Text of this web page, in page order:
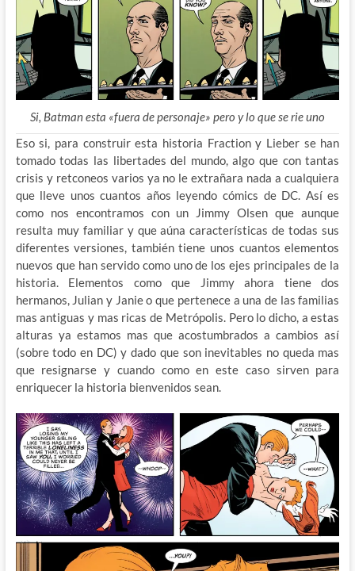
Si, Batman esta «fuera de personaje» pero y lo que se rie uno
Eso si, para construir esta historia Fraction y Lieber se han
tomado todas las libertades del mundo, algo que con tantas
crisis y retconeos varios ya no le extrañara nada a cualquiera
que lleve unos cuantos años leyendo cómics de DC. Así es
como nos encontramos con un Jimmy Olsen que aunque
resulta muy familiar y que aúna características de todas sus
diferentes versiones, también tiene unos cuantos elementos
nuevos que han servido como uno de los ejes principales de la
historia. Elementos como que Jimmy ahora tiene dos
hermanos, Julian y Janie o que pertenece a una de las familias
mas antiguas y mas ricas de Metrópolis. Pero lo dicho, a estas
alturas ya estamos mas que acostumbrados a cambios así
(sobre todo en DC) y dado que son inevitables no queda mas
que resignarse y cuando como en este caso sirven para
enriquecer la historia bienvenidos sean.